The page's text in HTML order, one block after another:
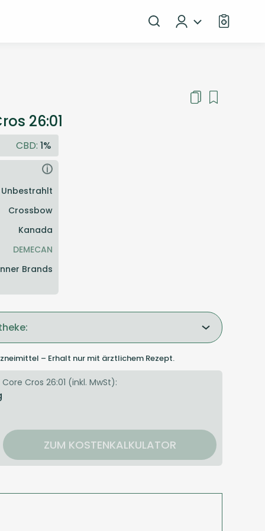
26:01
CBD: 1%
i
Unbestrahlt
Crossbow
Kanada
DEMECAN
Brands
– Erhalt nur mit ärztlichem Rezept.
Cros 26:01 (inkl. MwSt):
ZUM KOSTENKALKULATOR